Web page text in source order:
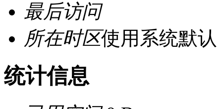
最后访问
所在时区使用系统默认
统计信息